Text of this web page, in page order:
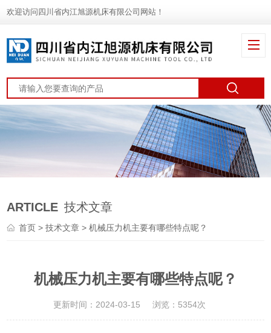
欢迎访问四川省内江旭源机床有限公司网站！
ARTICLE 技术文章
首页 >技术文章 > 机械压力机主要有哪些特点呢？
机械压力机主要有哪些特点呢？
更新时间：2024-03-15 浏览：5354次